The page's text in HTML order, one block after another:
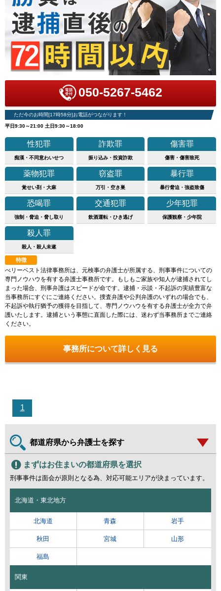
050-5267-5462
ただ今のお時間[17時58分]お電話がつながります！
平日9:30～21:00 土日9:30～18:00
性犯罪
痴漢・不同意わいせつ
詐欺罪
振り込み・投資詐欺
傷害罪
傷害・傷害致死
薬物犯罪
覚せい剤・大麻
窃盗罪
万引・空き巣
暴行罪
暴行脅迫・強盗致傷
恐喝罪
強制・脅迫・脅し取り
交通犯罪
飲酒運転・ひき逃げ
少年犯罪
保護観察・少年院
殺人罪
殺人・殺人未遂
特徴
べリーベスト法律事務所は、元検事の弁護士が所属する、刑事事件についての
専門ノウハウを有する弁護士事務所です。もしもご家族や知人が逮捕されてし
まった場合、刑事弁護はスピードが命です。逮捕・示談・不起訴の実績豊富な
当事務所にすぐにご連絡ください。捜査弁護や公判弁護のいずれの場合でも、
不起訴や執行猶予の獲得を目指して、専門ノウハウを有する弁護士が全力で弁
護いたします。逮捕という事態に直面した際には、迷わず当事務所までご連絡
ください。
事務所について詳しく見る
1
都道府県から弁護士を探す
まずはお住まいの都道府県を選択
刑事事件は面会が原則となる為、対応可能エリアが決まっています。
北海道・東北地方
北海道 青森 岩手
秋田 宮城 山形
福島
関東